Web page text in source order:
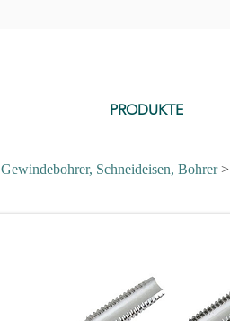
PRODUKTE
Gewindebohrer, Schneideisen, Bohrer>